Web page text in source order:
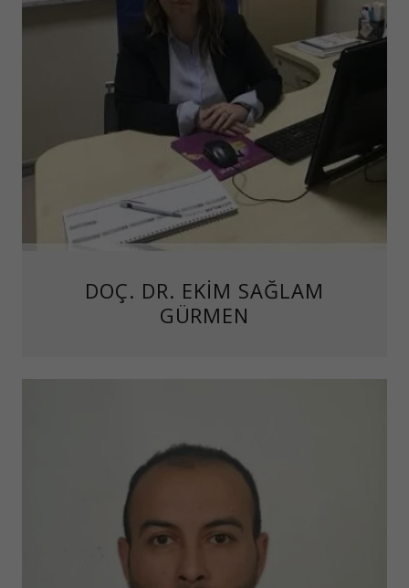
DOÇ. DR. EKİM SAĞLAM
GÜRMEN